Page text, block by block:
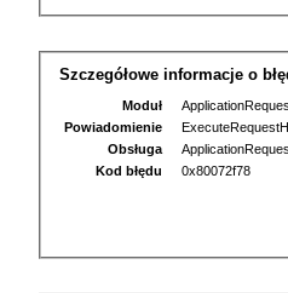
Szczegółowe informacje o
Moduł
Powiadomienie
Obsługa
Kod błędu
0x80072f78